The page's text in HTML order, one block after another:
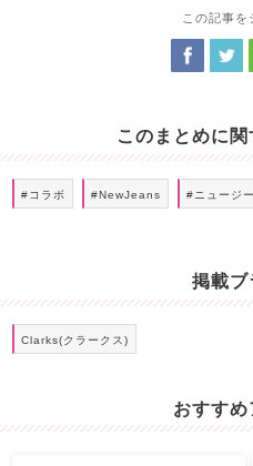
この記事を
このまとめに
#コラボ #NewJeans #ニュージ
掲載ブ
Clarks(クラークス)
おすすめ